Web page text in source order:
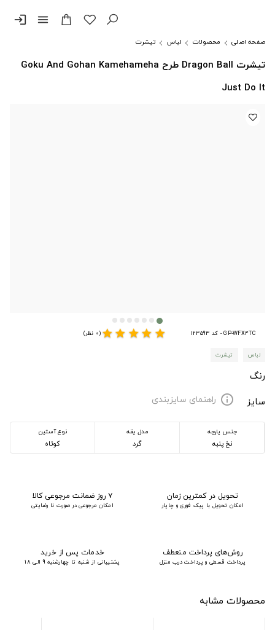
menu
login
صفحه اصلی محصولات لباس تیشرت
تیشرت Dragon Ball طرح Goku And Gohan Kamehameha
Just Do It
GP-WFX4TC - کد 123593 star
star
star
star
star(0 نظر)
لباس تیشرت
رنگ
سایز
info راهنمای سایزبندی
جنس پارچه
نخ پنبه
مدل یقه
گرد
نوع آستین
کوتاه
تحویل در کمترین زمان
امکان تحویل با پیک فوری و چاپار
۷ روز ضمانت مرجوعی کالا
امکان مرجوعی در صورت نا رضایتی
روش‌های پرداخت منعطف
پرداخت قسطی و پرداخت درب منزل
خدمات پس از خرید
پشتیبانی از شنبه تا چهارشنبه 9 الی 18
محصولات مشابه